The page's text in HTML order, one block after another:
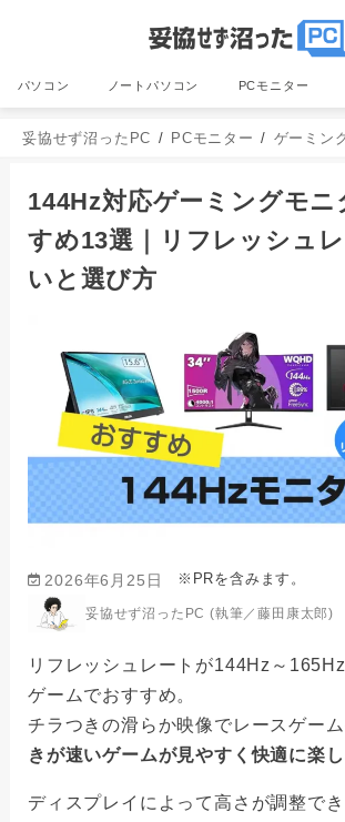
パソコン ノートパソコン PCモニター
妥協せず沼ったPC PCモニター ゲーミン
144Hz対応ゲーミングモニ
すめ13選｜リフレッシュ
いと選び方
2026年6月25日 ※PRを含みます。
妥協せず沼ったPC (執筆／藤田康太郎)
リフレッシュレートが144Hz～
ゲームでおすすめ。
チラつきの滑らか映像でレースゲー
きが速いゲームが見やすく快適に楽
ディスプレイによって高さが調整で